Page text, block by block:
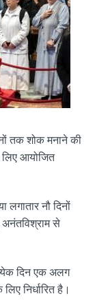
तक शोक मनाने की
आयोजित
नौ दिनों
से
दिन एक अलग
निर्धारित है।